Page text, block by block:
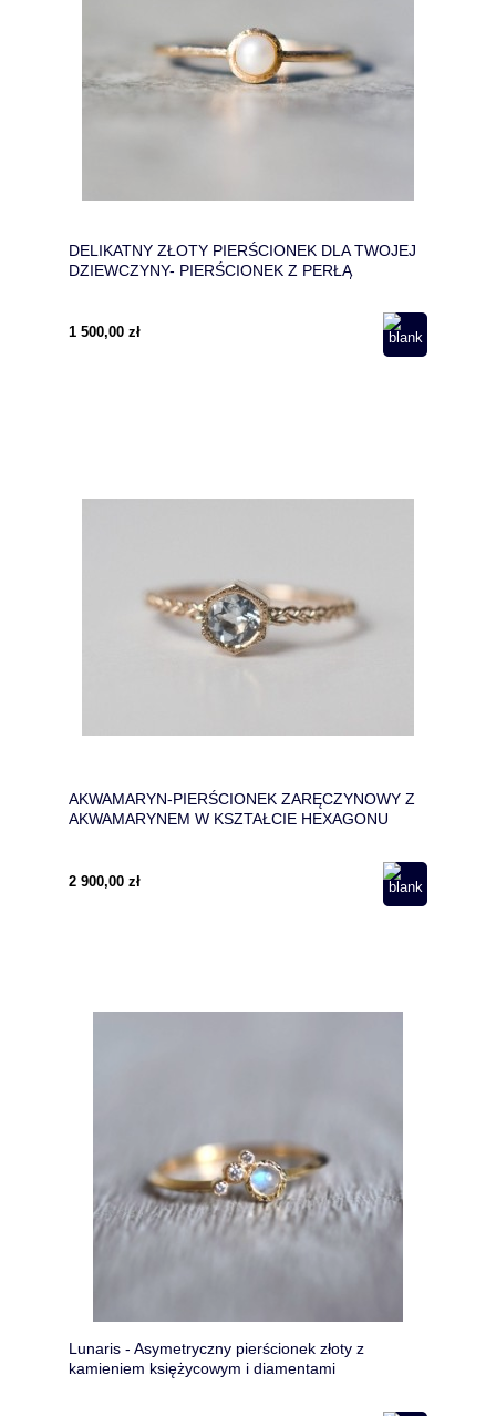
DELIKATNY ZŁOTY PIERŚCIONEK DLA TWOJEJ
DZIEWCZYNY- PIERŚCIONEK Z PERŁĄ
1 500,00 zł
AKWAMARYN-PIERŚCIONEK ZARĘCZYNOWY Z
AKWAMARYNEM W KSZTAŁCIE HEXAGONU
2 900,00 zł
Lunaris - Asymetryczny pierścionek złoty z
kamieniem księżycowym i diamentami